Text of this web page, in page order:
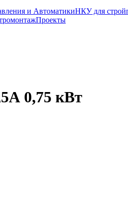
и АвтоматикиНКУ для
Проекты
0,75 кВт